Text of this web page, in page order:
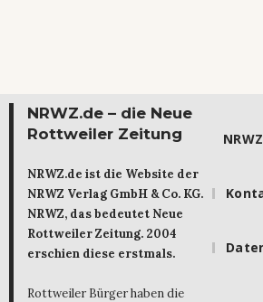
NRWZ.de – die Neue
Rottweiler Zeitung
NRWZ.de ist die Website der
NRWZ Verlag GmbH & Co. KG.
NRWZ, das bedeutet Neue
Rottweiler Zeitung. 2004
erschien diese erstmals.
Rottweiler Bürger haben die